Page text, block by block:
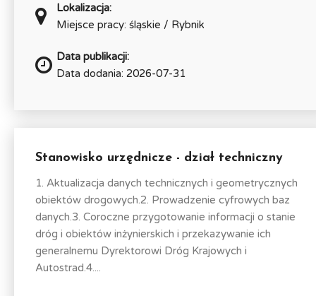
Lokalizacja:
Miejsce pracy: śląskie / Rybnik
Data publikacji:
Data dodania: 2026-07-31
Stanowisko urzędnicze - dział techniczny
1. Aktualizacja danych technicznych i geometrycznych
obiektów drogowych.2. Prowadzenie cyfrowych baz
danych.3. Coroczne przygotowanie informacji o stanie
dróg i obiektów inżynierskich i przekazywanie ich
generalnemu Dyrektorowi Dróg Krajowych i
Autostrad.4....